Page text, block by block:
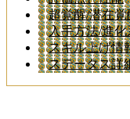
超覚醒/潜在
入手方法/進化
スキル上げ情
ステータス詳